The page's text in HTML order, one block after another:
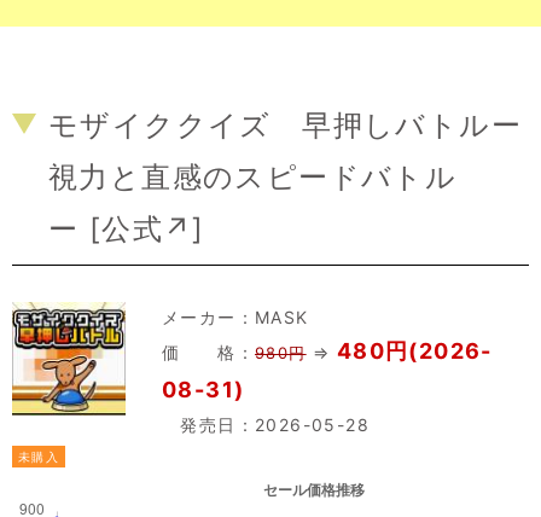
モザイククイズ 早押しバトルー
視力と直感のスピードバトル
ー [公式↗]
メーカー： MASK
価 格： 980円⇒ 480円(2026-
08-31)
発売日：2026-05-28
未購入